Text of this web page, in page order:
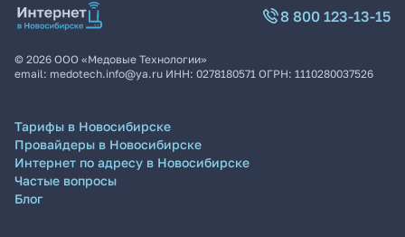
8 800 123-13-15
© 2026 ООО «Медовые Технологии»
email: medotech.info@ya.ru ИНН: 0278180571 ОГРН: 1110280037526
Тарифы в Новосибирске
Провайдеры в Новосибирске
Интернет по адресу в Новосибирске
Частые вопросы
Блог